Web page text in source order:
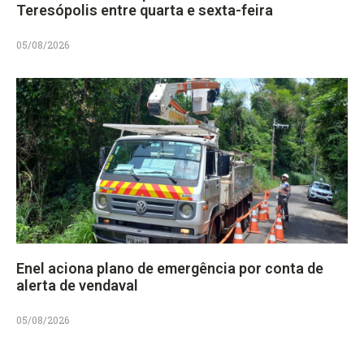
Teresópolis entre quarta e sexta-feira
05/08/2026
Enel aciona plano de emergência por conta de
alerta de vendaval
05/08/2026